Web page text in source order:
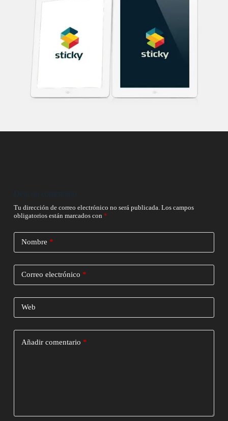
Deja un comentario
Tu dirección de correo electrónico no será publicada. Los campos
obligatorios están marcados con *
Nombre *
Correo electrónico *
Web
Añadir comentario *